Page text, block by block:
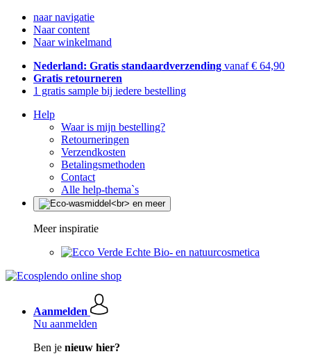
naar navigatie
Naar content
Naar winkelmand
Nederland: Gratis standaardverzending vanaf € 64,90
Gratis retourneren
1 gratis sample bij iedere bestelling
Help
Waar is mijn bestelling?
Retourneringen
Verzendkosten
Betalingsmethoden
Contact
Alle help-thema`s
Meer inspiratie
Echte Bio- en natuurcosmetica
Aanmelden
Nu aanmelden
Ben je nieuw hier?